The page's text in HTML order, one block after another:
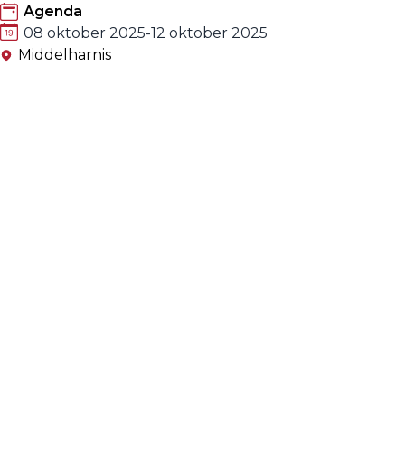
Agenda
08 oktober 2025-12 oktober 2025
Middelharnis